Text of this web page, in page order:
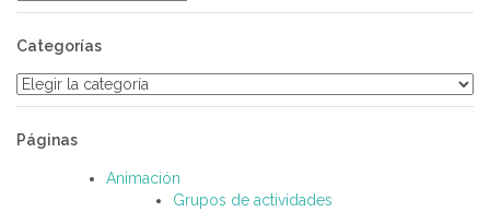
Categorías
Categorías
Páginas
Animación
Grupos de actividades